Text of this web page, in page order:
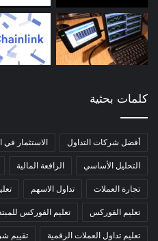
كلمات بحثية
أفضل شركات التداول الاستثمار في
التحليل الأساسي الرافعة المالية
تجارة العملات تداول الاسهم
تعليم الفوركس تعليم الفوركس
تعليم تداول العملات الرقمية تقييم